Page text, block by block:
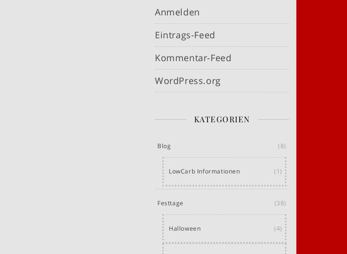
Anmelden
Eintrags-Feed
Kommentar-Feed
WordPress.org
KATEGORIEN
Blog (8)
LowCarb Informationen (1)
Festtage (38)
Halloween (4)